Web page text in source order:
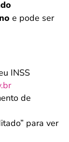
e pode ser
INSS
de
para ver